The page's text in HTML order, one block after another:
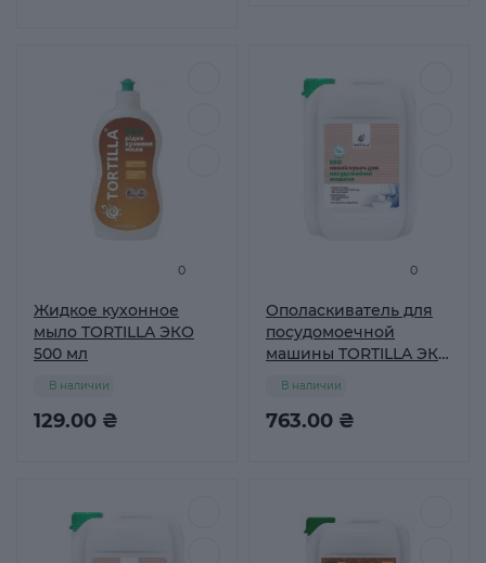
0
Жидкое кухонное
мыло TORTILLA ЭКО
500 мл
129.00 ₴
В наличии
0
Ополаскиватель для
посудомоечной
машины TORTILLA ЭКО
763.00 ₴
В наличии